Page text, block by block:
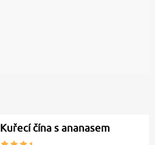
Kuřecí čína s ananasem